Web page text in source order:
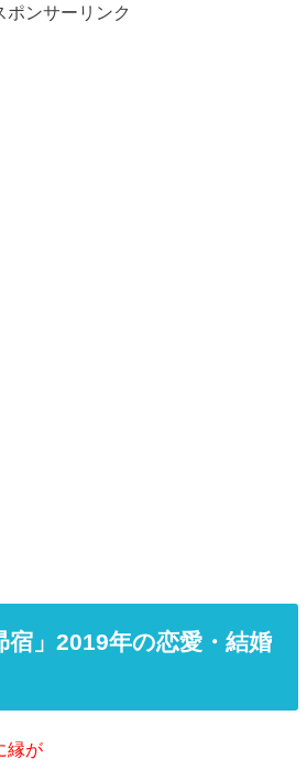
ポンサーリンク
宿」2019年の恋愛・結婚
縁が